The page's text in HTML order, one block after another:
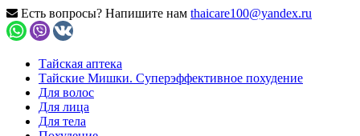
Есть вопросы? Напишите нам thaicare100@yandex.ru
Тайская аптека
Тайские Мишки. Суперэффективное похудение
Для волос
Для лица
Для тела